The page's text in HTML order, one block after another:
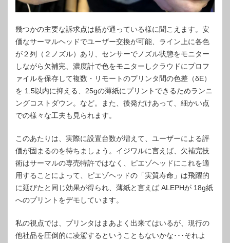
幾つかの主要な訴求点は筋が通っている様に聞こえます。安
価なサーマルヘッドでユーザー交換が可能、ライン上に各色
が２列（２ノズル）あり、センサーでノズル状態をモニター
しながら欠補完、濃度計で色をモニターしクラウドにプロフ
ァイルを保存して複数・リモートのプリンタ間の色差（δE）
を 1.5以内に抑える、25gの薄紙にプリントできるためランニ
ングコストダウン。など。また、後発だけあって、細かい点
での様々な工夫も見られます。
このあたりは、実際に設置台数が増えて、ユーザーによる評
価が固まるのを待ちましょう。イジワルに言えば、欠補完技
術はサーマルの専売特許ではなく、ピエゾヘッドにこれを適
用することによって、ピエゾヘッドの「実質寿命」は飛躍的
に延びたと同じ効果が得られ、薄紙と言えば ALEPHが 18g紙
へのプリントをデモしています。
私の視点では、プリンタはまあよく出来てはいるが、現行の
他社品を圧倒的に凌駕するということもないかな･･･それよ